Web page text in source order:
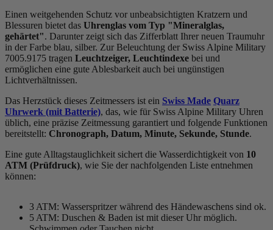
Einen weitgehenden Schutz vor unbeabsichtigten Kratzern und
Blessuren bietet das Uhrenglas vom Typ "Mineralglas,
gehärtet". Darunter zeigt sich das Zifferblatt Ihrer neuen Traumuhr
in der Farbe blau, silber. Zur Beleuchtung der Swiss Alpine Military
7005.9175 tragen Leuchtzeiger, Leuchtindexe bei und
ermöglichen eine gute Ablesbarkeit auch bei ungünstigen
Lichtverhältnissen.
Das Herzstück dieses Zeitmessers ist ein Swiss Made Quarz
Uhrwerk (mit Batterie), das, wie für Swiss Alpine Military Uhren
üblich, eine präzise Zeitmessung garantiert und folgende Funktionen
bereitstellt: Chronograph, Datum, Minute, Sekunde, Stunde.
Eine gute Alltagstauglichkeit sichert die Wasserdichtigkeit von 10
ATM (Prüfdruck), wie Sie der nachfolgenden Liste entnehmen
können:
3 ATM: Wasserspritzer während des Händewaschens sind ok.
5 ATM: Duschen & Baden ist mit dieser Uhr möglich.